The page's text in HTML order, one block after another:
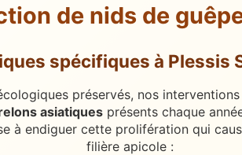
de nids de
spécifiques à Plessis
préservés, nos
asiatiques présents chaque
à endiguer cette prolifération qui
filière apicole :